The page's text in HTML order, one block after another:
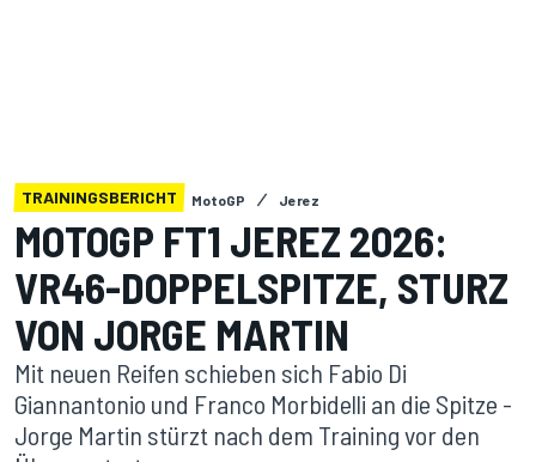
TRAININGSBERICHT MotoGP Jerez
MOTOGP FT1 JEREZ 2026:
VR46-DOPPELSPITZE, STURZ
VON JORGE MARTIN
Mit neuen Reifen schieben sich Fabio Di
Giannantonio und Franco Morbidelli an die Spitze -
Jorge Martin stürzt nach dem Training vor den